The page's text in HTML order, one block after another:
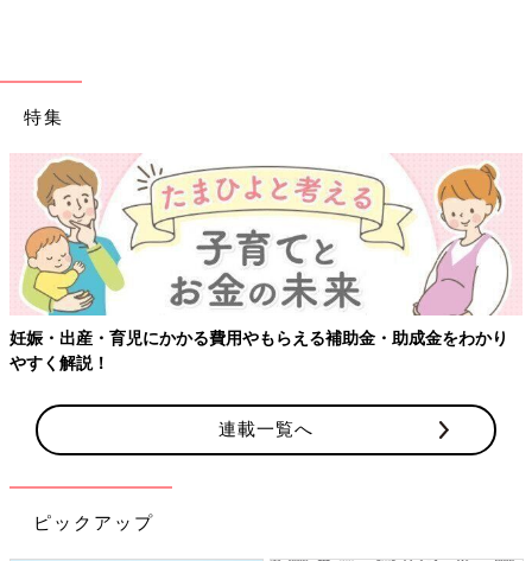
特集
妊娠・出産・育児にかかる費用やもらえる補助金・助成金をわかり
やすく解説！
連載一覧へ
ピックアップ